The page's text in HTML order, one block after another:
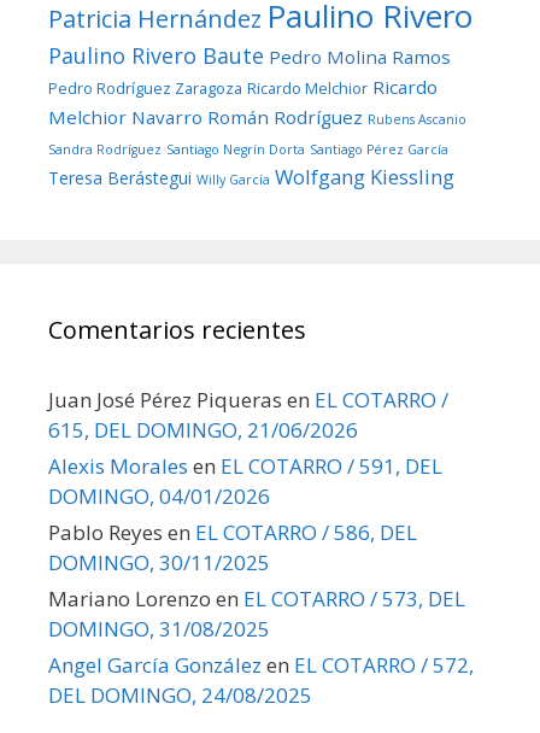
Patricia Hernández Paulino Rivero
Paulino Rivero Baute Pedro Molina Ramos
Pedro Rodríguez Zaragoza Ricardo Melchior Ricardo
Melchior Navarro Román Rodríguez Rubens Ascanio
Sandra Rodríguez Santiago Negrín Dorta Santiago Pérez García
Teresa Berástegui Willy García Wolfgang Kiessling
Comentarios recientes
Juan José Pérez Piqueras en EL COTARRO /
615, DEL DOMINGO, 21/06/2026
Alexis Morales en EL COTARRO / 591, DEL
DOMINGO, 04/01/2026
Pablo Reyes en EL COTARRO / 586, DEL
DOMINGO, 30/11/2025
Mariano Lorenzo en EL COTARRO / 573, DEL
DOMINGO, 31/08/2025
Angel García González en EL COTARRO / 572,
DEL DOMINGO, 24/08/2025